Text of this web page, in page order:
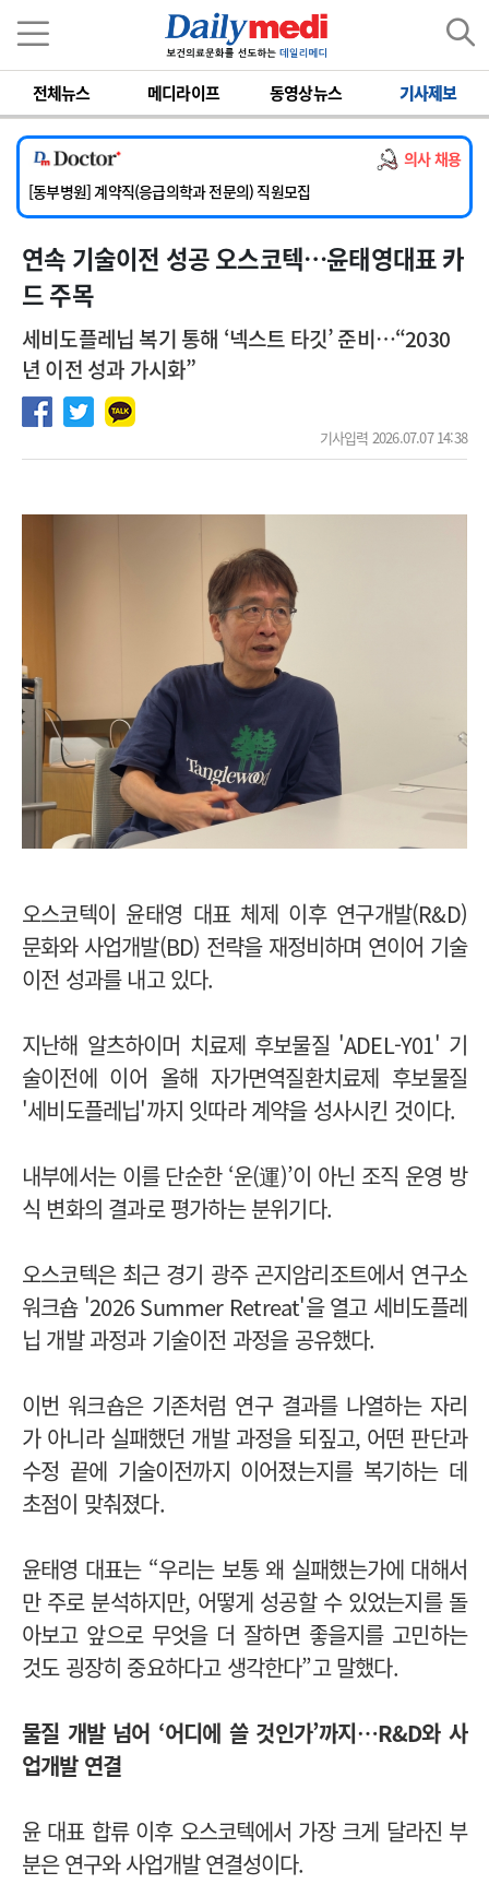
전체뉴스 메디라이프 동영상뉴스 기사제보
의사 채용
[서울아산병원] 2026년 하반기 인턴 모집
[영남대학교의료원] 마취통증의학과 임기제 임상의사 채용
[충남대학교병원] 소아청소년과(소아응급전담) 계약직 의사 공개채용
[동부병원] 계약직(응급의학과 전문의) 직원모집
[이대목동병원] 하반기 전공의(레지던트1년차) 모집
[서울아산병원] 2026년 하반기 인턴 모집
[영남대학교의료원] 마취통증의학과 임기제 임상의사 채용
연속 기술이전 성공 오스코텍…윤태영대표 카
드 주목
세비도플레닙 복기 통해 ‘넥스트 타깃’ 준비…“2030
년 이전 성과 가시화”
기사입력 2026.07.07 14:38
오스코텍이 윤태영 대표 체제 이후 연구개발(R&D)
문화와 사업개발(BD) 전략을 재정비하며 연이어 기술
이전 성과를 내고 있다.
지난해 알츠하이머 치료제 후보물질 'ADEL-Y01' 기
술이전에 이어 올해 자가면역질환치료제 후보물질
'세비도플레닙'까지 잇따라 계약을 성사시킨 것이다.
내부에서는 이를 단순한 ‘운(運)’이 아닌 조직 운영 방
식 변화의 결과로 평가하는 분위기다.
오스코텍은 최근 경기 광주 곤지암리조트에서 연구소
워크숍 '2026 Summer Retreat'을 열고 세비도플레
닙 개발 과정과 기술이전 과정을 공유했다.
이번 워크숍은 기존처럼 연구 결과를 나열하는 자리
가 아니라 실패했던 개발 과정을 되짚고, 어떤 판단과
수정 끝에 기술이전까지 이어졌는지를 복기하는 데
초점이 맞춰졌다.
윤태영 대표는 “우리는 보통 왜 실패했는가에 대해서
만 주로 분석하지만, 어떻게 성공할 수 있었는지를 돌
아보고 앞으로 무엇을 더 잘하면 좋을지를 고민하는
것도 굉장히 중요하다고 생각한다”고 말했다.
물질 개발 넘어 ‘어디에 쓸 것인가’까지…R&D와 사
업개발 연결
윤 대표 합류 이후 오스코텍에서 가장 크게 달라진 부
분은 연구와 사업개발 연결성이다.